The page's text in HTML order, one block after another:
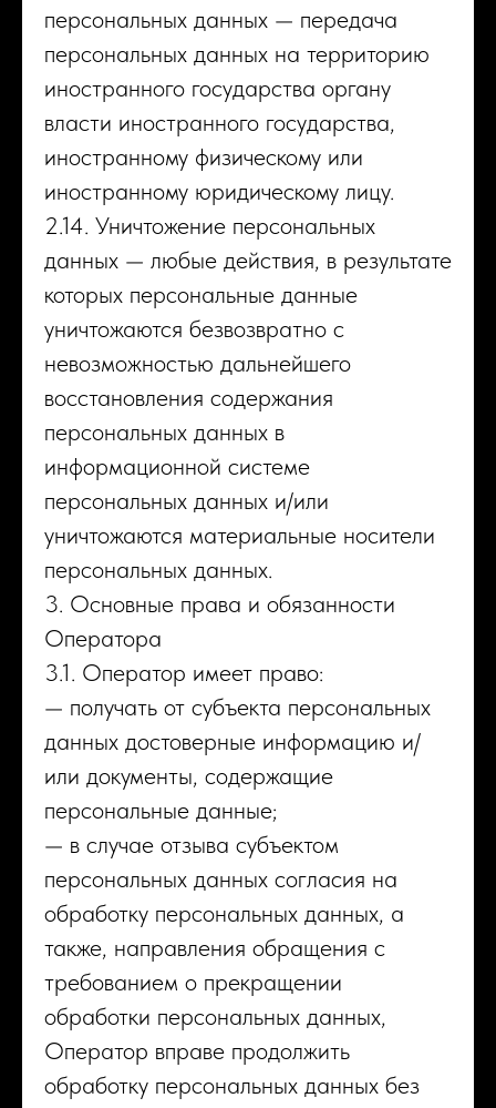
персональных данных — передача
персональных данных на территорию
иностранного государства органу
власти иностранного государства,
иностранному физическому или
иностранному юридическому лицу.
2.14. Уничтожение персональных
данных — любые действия, в результате
которых персональные данные
уничтожаются безвозвратно с
невозможностью дальнейшего
восстановления содержания
персональных данных в
информационной системе
персональных данных и/или
уничтожаются материальные носители
персональных данных.
3. Основные права и обязанности
Оператора
3.1. Оператор имеет право:
— получать от субъекта персональных
данных достоверные информацию и/
или документы, содержащие
персональные данные;
— в случае отзыва субъектом
персональных данных согласия на
обработку персональных данных, а
также, направления обращения с
требованием о прекращении
обработки персональных данных,
Оператор вправе продолжить
обработку персональных данных без